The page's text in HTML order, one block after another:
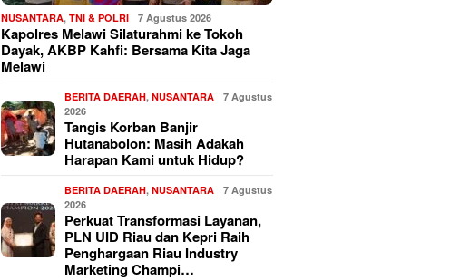
NUSANTARA,TNI & POLRI 7 Agustus 2026
Kapolres Melawi Silaturahmi ke Tokoh
Dayak, AKBP Kahfi: Bersama Kita Jaga
Melawi
BERITA DAERAH,NUSANTARA
7 Agustus
2026
Tangis Korban Banjir
Hutanabolon: Masih Adakah
Harapan Kami untuk Hidup?
BERITA DAERAH,NUSANTARA
7 Agustus
2026
Perkuat Transformasi Layanan,
PLN UID Riau dan Kepri Raih
Penghargaan Riau Industry
Marketing Champi…